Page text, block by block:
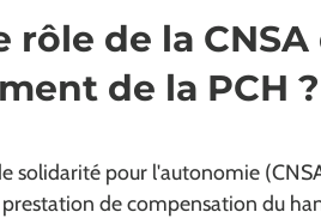
rôle de la
de la PCH ?
solidarité pour l'autonomie
de compensation du